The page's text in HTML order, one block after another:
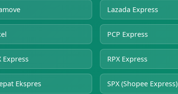
Lazada Express
PCP Express
Express RPX Express
Ekspres SPX (Shopee Express)